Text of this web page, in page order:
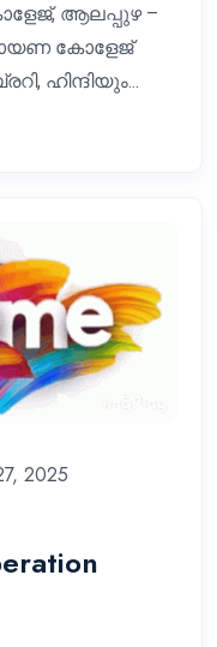
ആലപ്പുഴ –
കോളേജ്
ഹിന്ദിയും...
2025